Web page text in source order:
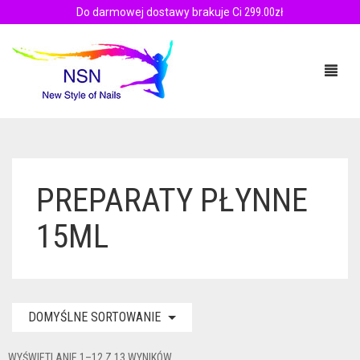
Do darmowej dostawy brakuje Ci 299.00zł
PALETA BARW
PALETA BARW – FILMY
PUDRY
PUDRY KOLOROWE
OMBRE SPRAY
SZKOLENIA
MANICURE TYTANOWY
FILM INSTRUKTAŻOWY
AKADEMIA MANICURE TYTANOWEGO NSN
KONTAKT
0.00ZŁ
PREPARATY PŁYNNE
15ML
DOMYŚLNE SORTOWANIE